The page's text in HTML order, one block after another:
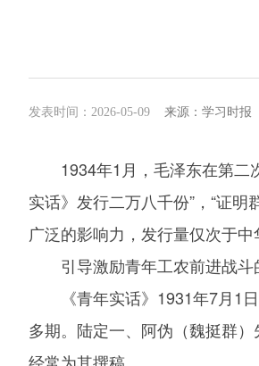
发表时间：2026-05-09 来源：学习时报
1934年1月，毛泽东在第二
实话》发行二万八千份”，“证
广泛的影响力，发行量仅次于
引导激励青年工农前进战斗
《青年实话》1931年7月1
多期。陆定一、阿伪（魏挺群